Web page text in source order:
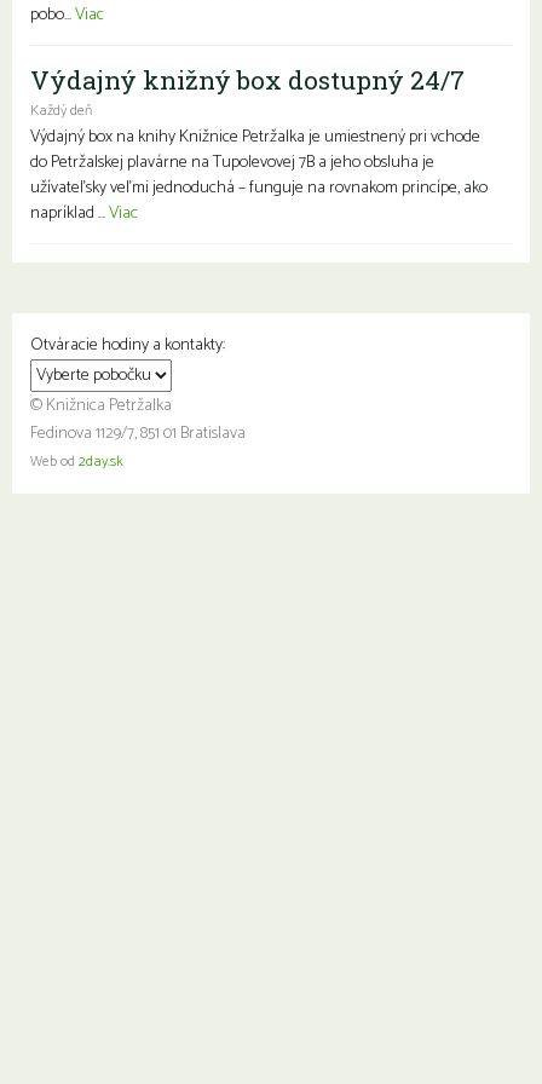
pobo...Viac
Výdajný knižný box dostupný 24/7
Každý deň
Výdajný box na knihy Knižnice Petržalka je umiestnený pri vchode
do Petržalskej plavárne na Tupolevovej 7B a jeho obsluha je
užívateľsky veľmi jednoduchá – funguje na rovnakom princípe, ako
napríklad ...Viac
Otváracie hodiny a kontakty:
© Knižnica Petržalka
Fedinova 1129/7, 851 01 Bratislava
Web od 2day.sk